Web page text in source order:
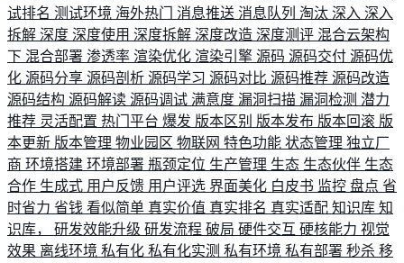
试排名 测试环境 海外热门 消息推送 消息队列 淘汰 深入 深入
拆解 深度 深度使用 深度拆解 深度改造 深度测评 混合云架构
下 混合部署 渗透率 渲染优化 渲染引擎 源码 源码交付 源码优
化 源码分享 源码剖析 源码学习 源码对比 源码推荐 源码改造
源码结构 源码解读 源码调试 满意度 漏洞扫描 漏洞检测 潜力
推荐 灵活配置 热门平台 爆发 版本区别 版本发布 版本回滚 版
本更新 版本管理 物业园区 物联网 特色功能 状态管理 独立厂
商 环境搭建 环境部署 瓶颈定位 生产管理 生态 生态伙伴 生态
合作 生成式 用户反馈 用户评选 界面美化 白皮书 监控 盘点 省
时省力 省钱 看似简单 真实价值 真实排名 真实适配 知识库 知
识库， 研发效能升级 研发流程 破局 硬件交互 硬核能力 视觉
效果 离线环境 私有化 私有化实测 私有环境 私有部署 秒杀 移